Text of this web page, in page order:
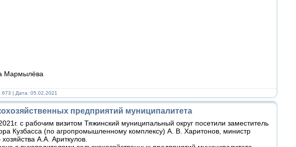
Мармылёва
673 | Дата: 05.02.2021
предприятий муниципалитета
с рабочим визитом Тяжинский муниципальный округ посетили заместитель
Кузбасса (по агропромышленному комплексу) А. В. Харитонов, министр
хозяйства А.А. Ариткулов.